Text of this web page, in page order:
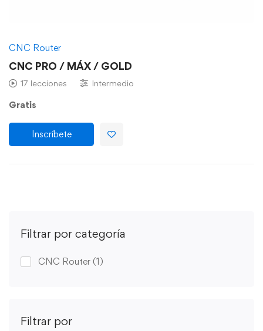
Filtrar por categoría
CNC Router (1)
Filtrar por
CNC Router
CNC PRO / MÁX / GOLD
17 lecciones Intermedio
Gratis
Inscríbete